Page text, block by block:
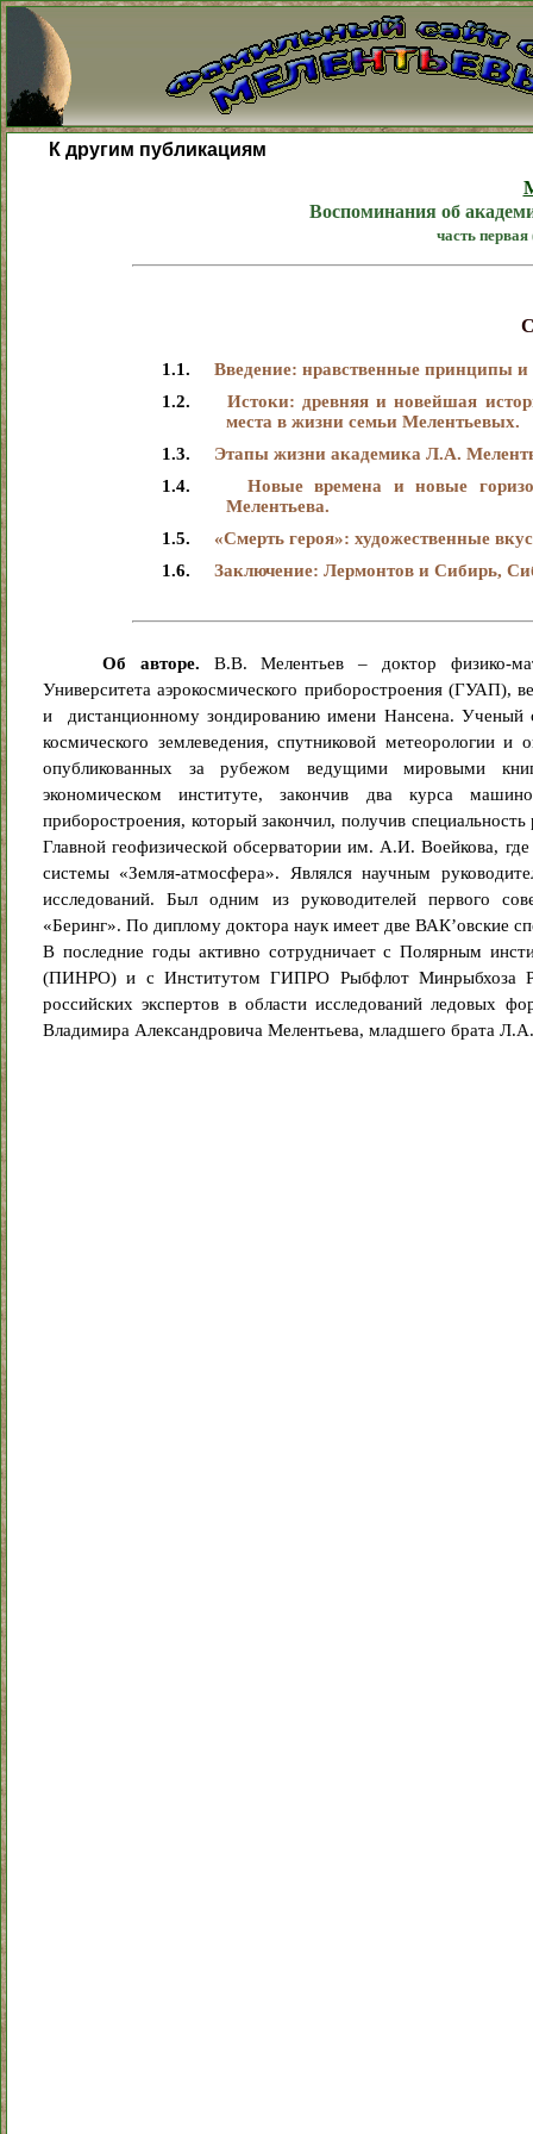
К другим публикациям
Воспоминания об
часть
1.1. Введение: нравственные принципы
1.2. Истоки: древняя и новейшая
места в жизни семьи Мелентьевых.
1.3. Этапы жизни академика Л.А.
1.4. Новые времена и новые
Мелентьева.
1.5. «Смерть героя»: художественные
1.6. Заключение: Лермонтов и Сибирь,
Об авторе. В.В. Мелентьев – доктор физико-
Университета аэрокосмического приборостроения
и дистанционному зондированию имени Нансена.
космического землеведения, спутниковой метеорологии
опубликованных за рубежом ведущими мировыми
экономическом институте, закончив два курса
приборостроения, который закончил, получив
Главной геофизической обсерватории им. А.И. Воейкова,
системы «Земля-атмосфера». Являлся научным
исследований. Был одним из руководителей первого
«Беринг». По диплому доктора наук имеет две ВАК’овские
В последние годы активно сотрудничает с Полярным
(ПИНРО) и с Институтом ГИПРО Рыбфлот Минрыбхоза
российских экспертов в области исследований
Владимира Александровича Мелентьева, младшего брата